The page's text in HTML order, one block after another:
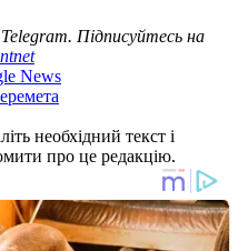
Підписуйтесь на
News
необхідний текст і
про це редакцію.